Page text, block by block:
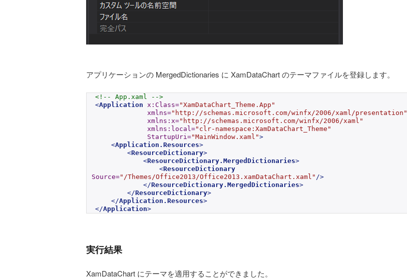
アプリケーションの MergedDictionaries に XamDataChart のテーマファイルを登録します。
<!-- App.xaml -->
<Application x:Class="XamDataChart_Theme.App"
xmlns="http://schemas.microsoft.com/winfx/2006/xaml/presentation"
xmlns:x="http://schemas.microsoft.com/winfx/2006/xaml"
xmlns:local="clr-namespace:XamDataChart_Theme"
StartupUri="MainWindow.xaml">
<Application.Resources>
<ResourceDictionary>
<ResourceDictionary.MergedDictionaries>
<ResourceDictionary
Source="/Themes/Office2013/Office2013.xamDataChart.xaml" />
</ResourceDictionary.MergedDictionaries>
</ResourceDictionary>
</Application.Resources>
</Application>
実行結果
XamDataChart にテーマを適用することができました。